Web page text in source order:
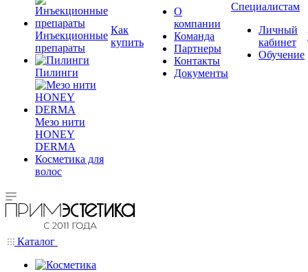
Инъекционные
препараты
Пилинги
Мезо нити
HONEY
DERMA
Косметика для
волос
Как
купить
О
компании
Команда
Партнеры
Контакты
Документы
Специалистам
Личный
кабинет
Обучение
Каталог